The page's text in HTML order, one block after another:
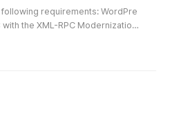
requirements: WordPre
the XML-RPC Modernization
pip install python-wordpress-